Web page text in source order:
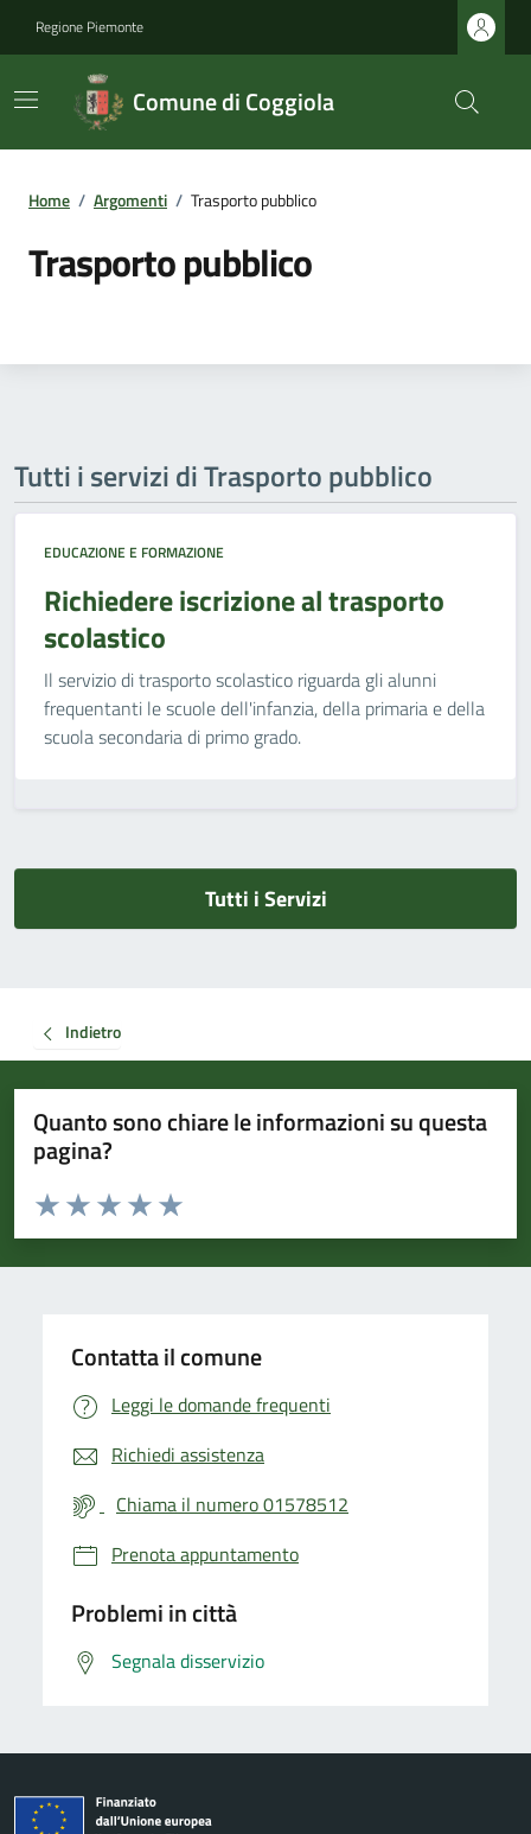
Regione Piemonte
Comune di Coggiola
Home / Argomenti / Trasporto pubblico
Trasporto pubblico
Tutti i servizi di Trasporto pubblico
EDUCAZIONE E FORMAZIONE
Richiedere iscrizione al trasporto
scolastico
Il servizio di trasporto scolastico riguarda gli alunni
frequentanti le scuole dell'infanzia, della primaria e della
scuola secondaria di primo grado.
Tutti i Servizi
Indietro
Quanto sono chiare le informazioni su questa
pagina?
Valuta da 1 a 5 stelle la pagina
Valuta 5 stelle su 5
Valuta 4 stelle su 5
Valuta 3 stelle su 5
Valuta 2 stelle su 5
Valuta 1 stelle su 5
Contatta il comune
Leggi le domande frequenti
Richiedi assistenza
Chiama il numero 01578512
Prenota appuntamento
Problemi in città
Segnala disservizio